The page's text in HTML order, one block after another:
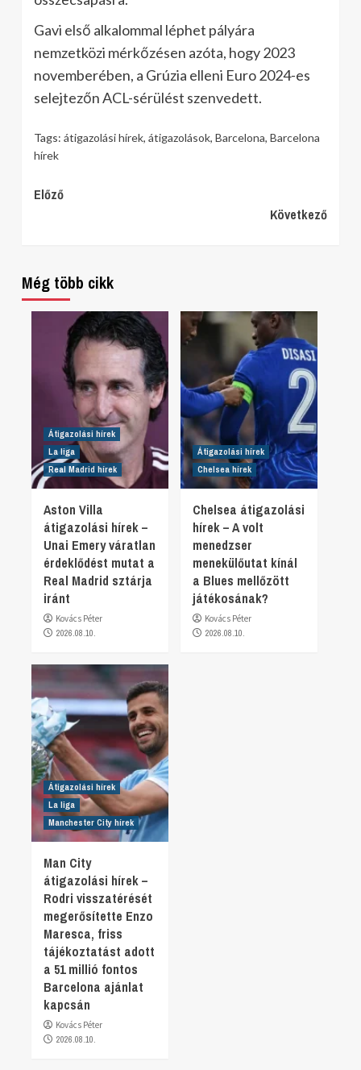
Gavi első alkalommal léphet pályára
nemzetközi mérkőzésen azóta, hogy 2023
novemberében, a Grúzia elleni Euro 2024-es
selejtezőn ACL-sérülést szenvedett.
Tags: átigazolási hírek, átigazolások, Barcelona, Barcelona
hírek
Continue
Előző
Következő
Még több cikk
Átigazolási hírek
La liga
Real Madrid hírek
Aston Villa
átigazolási hírek –
Unai Emery váratlan
érdeklődést mutat a
Real Madrid sztárja
iránt
Kovács Péter
2026.08.10.
Átigazolási hírek
Chelsea hírek
Chelsea átigazolási
hírek – A volt
menedzser
menekülőutat kínál
a Blues mellőzött
játékosának?
Kovács Péter
2026.08.10.
Átigazolási hírek
La liga
Manchester City hírek
Man City
átigazolási hírek –
Rodri visszatérését
megerősítette Enzo
Maresca, friss
tájékoztatást adott
a 51 millió fontos
Barcelona ajánlat
kapcsán
Kovács Péter
2026.08.10.